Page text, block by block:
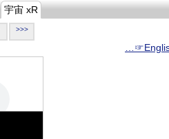
宇宙 xR
>>>